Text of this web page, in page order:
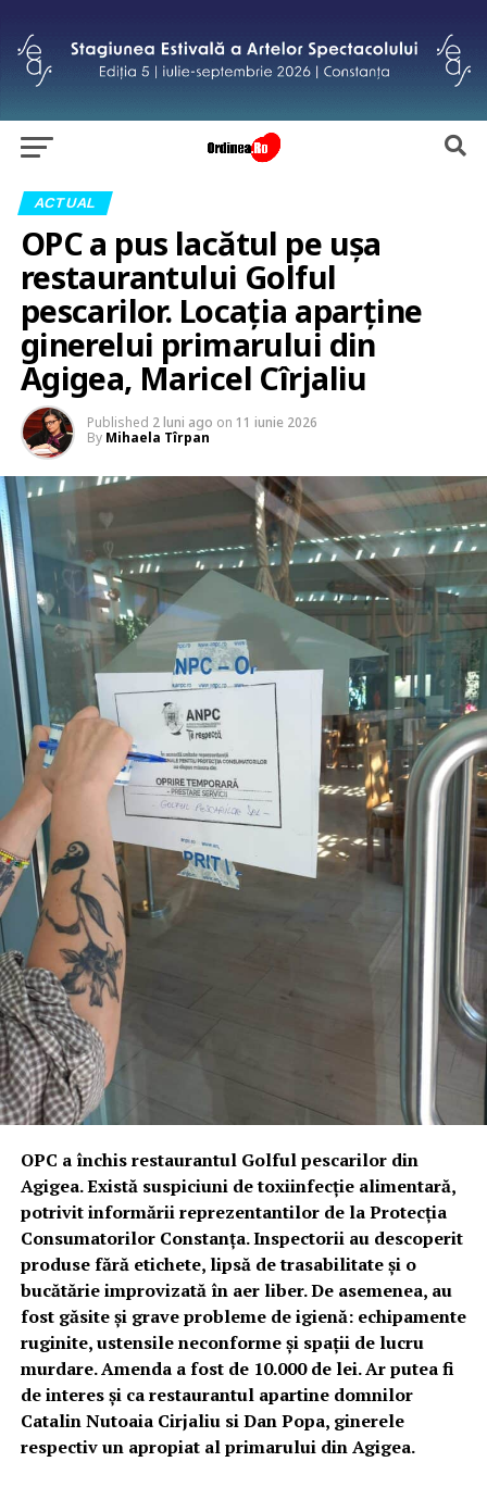
ACTUAL
OPC a pus lacătul pe ușa
restaurantului Golful
pescarilor. Locația aparține
ginerelui primarului din
Agigea, Maricel Cîrjaliu
Published 2 luni ago on 11 iunie 2026
By Mihaela Tîrpan
OPC a închis restaurantul Golful pescarilor din
Agigea. Există suspiciuni de toxiinfecție alimentară,
potrivit informării reprezentantilor de la Protecția
Consumatorilor Constanța.Inspectorii au descoperit
produse fără etichete, lipsă de trasabilitate și o
bucătărie improvizată în aer liber. De asemenea, au
fost găsite și grave probleme de igienă: echipamente
ruginite, ustensile neconforme și spații de lucru
murdare. Amenda a fost de 10.000 de lei.Ar putea fi
de interes și ca restaurantul apartine domnilor
Catalin Nutoaia Cirjaliu si Dan Popa, ginerele
respectiv un apropiat al primarului din Agigea.